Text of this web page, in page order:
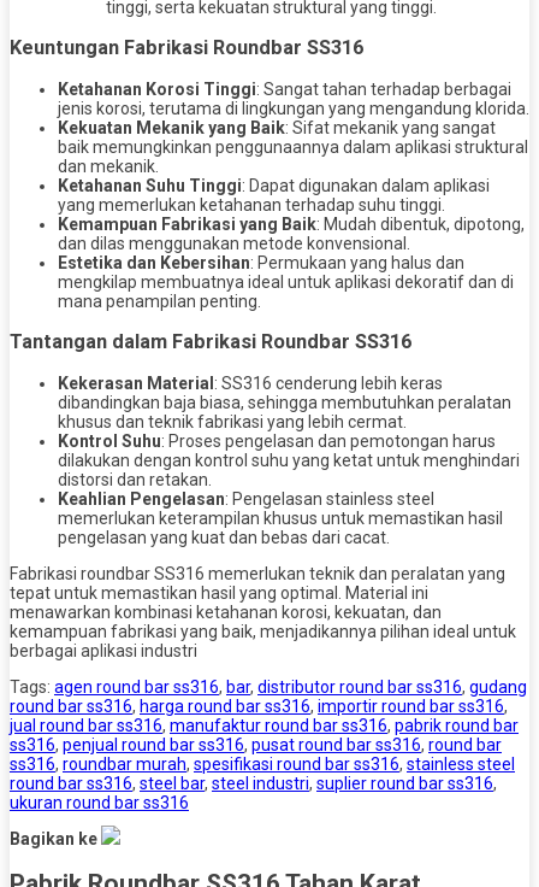
tinggi, serta kekuatan struktural yang tinggi.
Keuntungan Fabrikasi Roundbar SS316
Ketahanan Korosi Tinggi: Sangat tahan terhadap berbagai
jenis korosi, terutama di lingkungan yang mengandung klorida.
Kekuatan Mekanik yang Baik: Sifat mekanik yang sangat
baik memungkinkan penggunaannya dalam aplikasi struktural
dan mekanik.
Ketahanan Suhu Tinggi: Dapat digunakan dalam aplikasi
yang memerlukan ketahanan terhadap suhu tinggi.
Kemampuan Fabrikasi yang Baik: Mudah dibentuk, dipotong,
dan dilas menggunakan metode konvensional.
Estetika dan Kebersihan: Permukaan yang halus dan
mengkilap membuatnya ideal untuk aplikasi dekoratif dan di
mana penampilan penting.
Tantangan dalam Fabrikasi Roundbar SS316
Kekerasan Material: SS316 cenderung lebih keras
dibandingkan baja biasa, sehingga membutuhkan peralatan
khusus dan teknik fabrikasi yang lebih cermat.
Kontrol Suhu: Proses pengelasan dan pemotongan harus
dilakukan dengan kontrol suhu yang ketat untuk menghindari
distorsi dan retakan.
Keahlian Pengelasan: Pengelasan stainless steel
memerlukan keterampilan khusus untuk memastikan hasil
pengelasan yang kuat dan bebas dari cacat.
Fabrikasi roundbar SS316 memerlukan teknik dan peralatan yang
tepat untuk memastikan hasil yang optimal. Material ini
menawarkan kombinasi ketahanan korosi, kekuatan, dan
kemampuan fabrikasi yang baik, menjadikannya pilihan ideal untuk
berbagai aplikasi industri
Tags: agen round bar ss316, bar, distributor round bar ss316, gudang
round bar ss316, harga round bar ss316, importir round bar ss316,
jual round bar ss316, manufaktur round bar ss316, pabrik round bar
ss316, penjual round bar ss316, pusat round bar ss316, round bar
ss316, roundbar murah, spesifikasi round bar ss316, stainless steel
round bar ss316, steel bar, steel industri, suplier round bar ss316,
ukuran round bar ss316
Bagikan ke